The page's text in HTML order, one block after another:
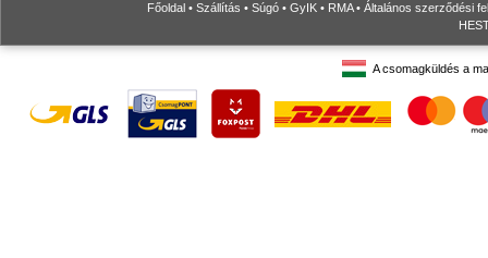
Főoldal • Szállítás • Súgó • GyIK • RMA• Általános szerződési
A csomagküldés a